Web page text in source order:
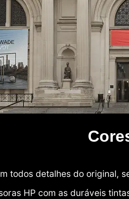
todos detalhes do original,
HP com as duráveis